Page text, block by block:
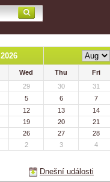
2026
Wed Thu Fri
29 30 31
5 6 7
12 13 14
19 20 21
26 27 28
2 3 4
Dnešní události